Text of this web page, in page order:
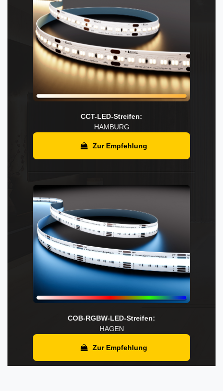
CCT-LED-Streifen:
HAMBURG
Zur Empfehlung
COB-RGBW-LED-Streifen:
HAGEN
Zur Empfehlung